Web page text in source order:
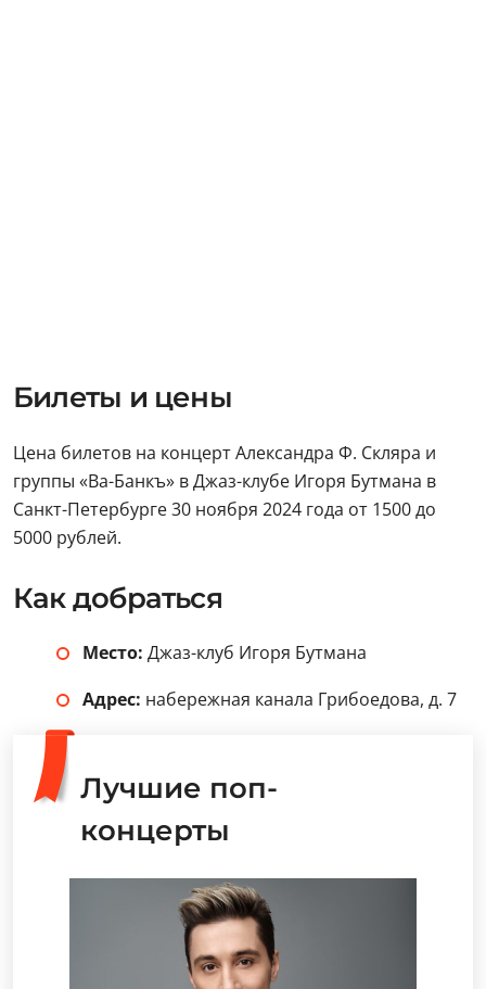
Билеты и цены
Цена билетов на концерт Александра Ф. Скляра и
группы «Ва-Банкъ» в Джаз-клубе Игоря Бутмана в
Санкт-Петербурге 30 ноября 2024 года от 1500 до
5000 рублей.
Как добраться
Место: Джаз-клуб Игоря Бутмана
Адрес: набережная канала Грибоедова, д. 7
Лучшие поп-
концерты